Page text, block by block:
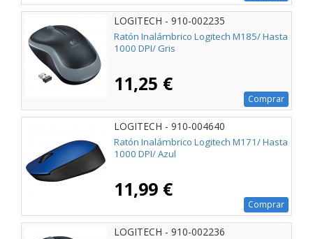
LOGITECH - 910-002235
Ratón Inalámbrico Logitech M185/ Hasta
1000 DPI/ Gris
11,25 €
Comprar
LOGITECH - 910-004640
Ratón Inalámbrico Logitech M171/ Hasta
1000 DPI/ Azul
11,99 €
Comprar
LOGITECH - 910-002236